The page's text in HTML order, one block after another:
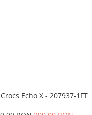
Echo X - 207937-1FT